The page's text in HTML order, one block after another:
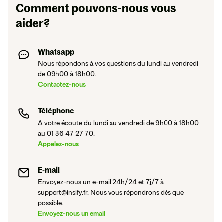
Comment pouvons-nous vous
aider?
Whatsapp
Nous répondons à vos questions du lundi au vendredi
de 09h00 à 18h00.
Contactez-nous
Téléphone
A votre écoute du lundi au vendredi de 9h00 à 18h00
au 01 86 47 27 70.
Appelez-nous
E-mail
Envoyez-nous un e-mail 24h/24 et 7j/7 à
support@insify.fr. Nous vous répondrons dès que
possible.
Envoyez-nous un email